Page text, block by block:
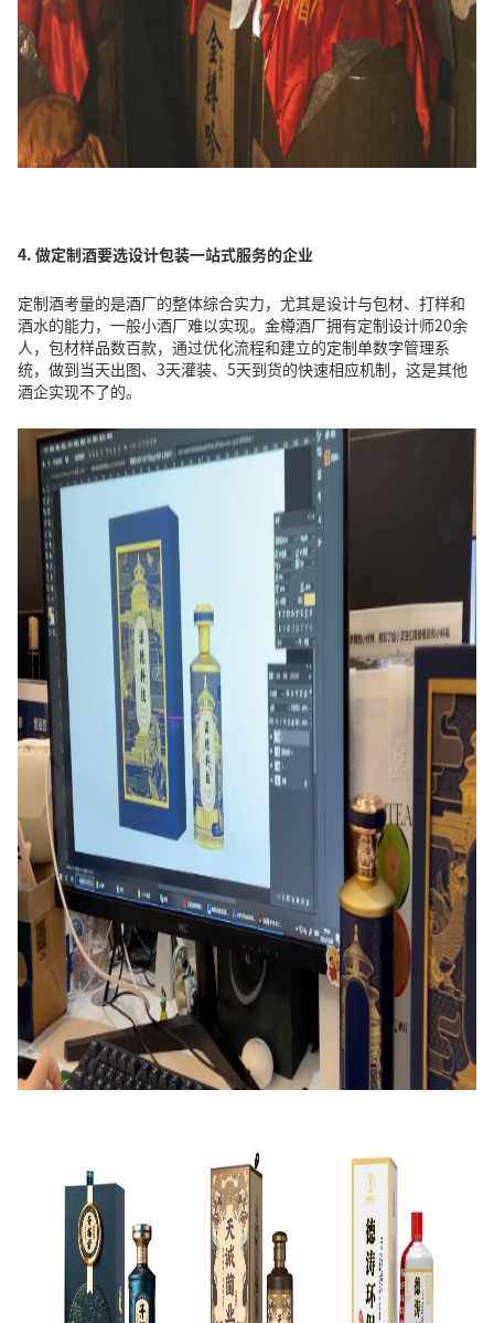
4. 做定制酒要选设计包装一站式服务的企业
定制酒考量的是酒厂的整体综合实力，尤其是设计与包材、打样和
酒水的能力，一般小酒厂难以实现。金樽酒厂拥有定制设计师20余
人，包材样品数百款，通过优化流程和建立的定制单数字管理系
统，做到当天出图、3天灌装、5天到货的快速相应机制，这是其他
酒企实现不了的。